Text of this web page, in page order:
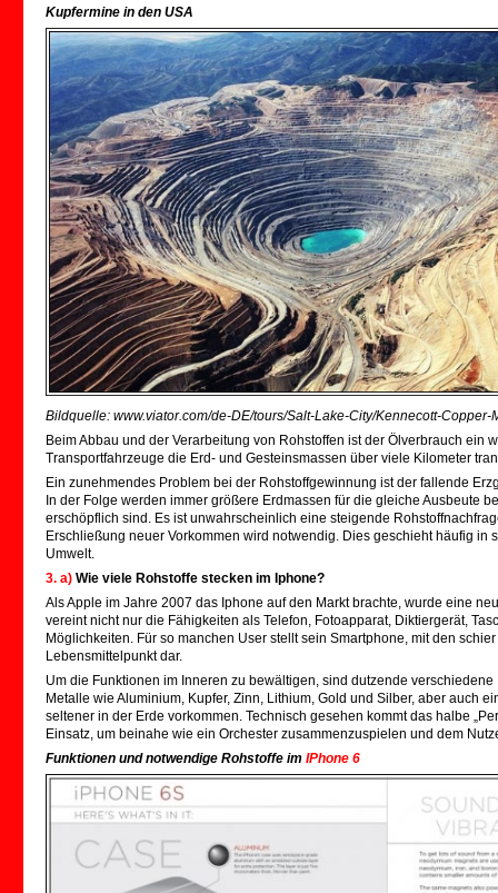
Kupfermine in den USA
Bildquelle: www.viator.com/de-DE/tours/Salt-Lake-City/Kennecott-
Beim Abbau und der Verarbeitung von Rohstoffen ist der Ölverbrauch ein
Transportfahrzeuge die Erd- und Gesteinsmassen über viele Kilometer
Ein zunehmendes Problem bei der Rohstoffgewinnung ist der fallende
In der Folge werden immer größere Erdmassen für die gleiche Ausbeute
erschöpflich sind. Es ist unwahrscheinlich eine steigende
Erschließung neuer Vorkommen wird notwendig. Dies geschieht häufig
Umwelt.
3. a) Wie viele Rohstoffe stecken im Iphone?
Als Apple im Jahre 2007 das Iphone auf den Markt brachte, wurde eine
vereint nicht nur die Fähigkeiten als Telefon, Fotoapparat, Diktiergerät,
Möglichkeiten. Für so manchen User stellt sein Smartphone, mit den
Lebensmittelpunkt dar.
Um die Funktionen im Inneren zu bewältigen, sind dutzende
Metalle wie Aluminium, Kupfer, Zinn, Lithium, Gold und Silber, aber auch
seltener in der Erde vorkommen. Technisch gesehen kommt das halbe
Einsatz, um beinahe wie ein Orchester zusammenzuspielen und dem
Funktionen und notwendige Rohstoffe im IPhone 6